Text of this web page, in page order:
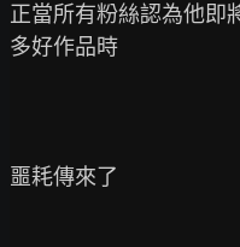
正當所有粉絲認為他即
多好作品時
噩耗傳來了